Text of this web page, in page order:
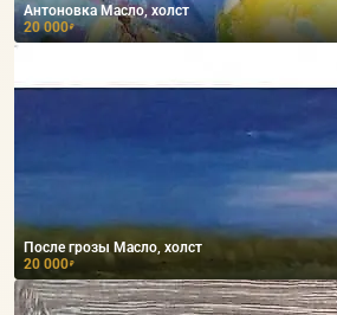
Антоновка Масло, холст
20 000₽
После грозы Масло, холст
20 000₽